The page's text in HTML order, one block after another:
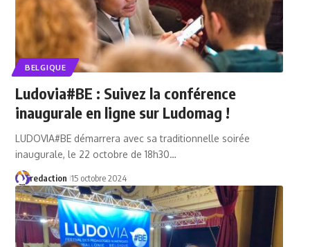
BELGIQUE
Ludovia#BE : Suivez la conférence
inaugurale en ligne sur Ludomag !
LUDOVIA#BE démarrera avec sa traditionnelle soirée
inaugurale, le 22 octobre de 18h30…
redaction 15 octobre 2024